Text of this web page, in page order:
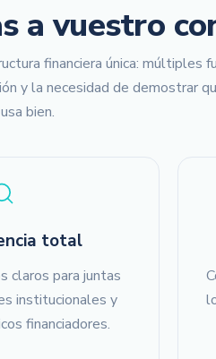
a vuestro
financiera única: múltiples
y la necesidad de demostrar
bien.
total
claros para juntas
institucionales y
financiadores.